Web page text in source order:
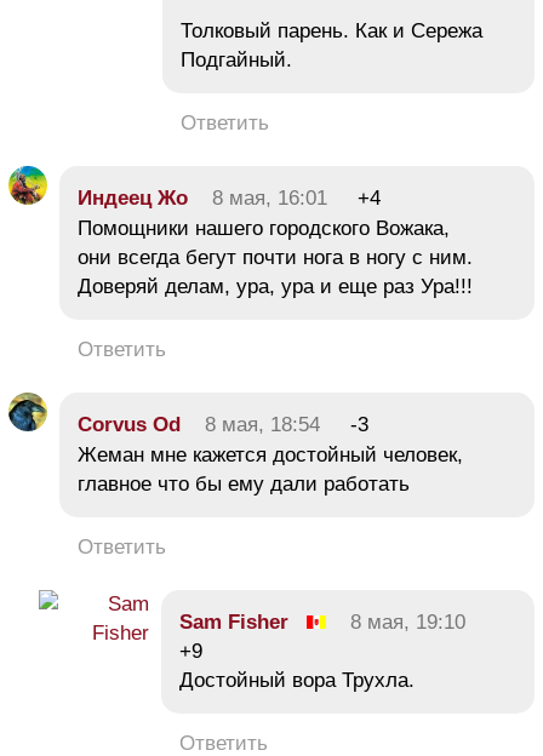
Толковый парень. Как и Сережа
Подгайный.
Ответить
Индеец Жо 8 мая, 16:01
+4
Помощники нашего городского Вожака,
они всегда бегут почти нога в ногу с ним.
Доверяй делам, ура, ура и еще раз Ура!!!
Ответить
Corvus Od 8 мая, 18:54
-3
Жеман мне кажется достойный человек,
главное что бы ему дали работать
Ответить
Sam Fisher
8 мая, 19:10
+9
Достойный вора Трухла.
Ответить